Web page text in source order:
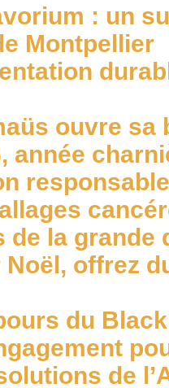
: un
Montpellier
ouvre sa
année
de la grande
Noël, offrez
du
de